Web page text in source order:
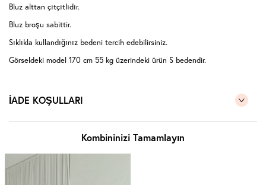
Bluz alttan çıtçıtlıdır.
Bluz broşu sabittir.
Sıklıkla kullandığınız bedeni tercih edebilirsiniz.
Görseldeki model 170 cm 55 kg üzerindeki ürün S bedendir.
İADE KOŞULLARI
Kombininizi Tamamlayın